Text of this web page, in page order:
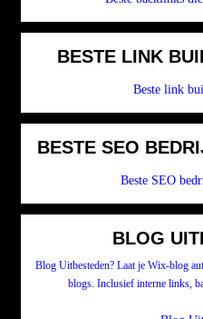
BESTE LINK
Beste link
BESTE SEO
Beste SEO
BLOG
Blog Uitbesteden? Laat je Wix-blog
blogs. Inclusief interne links,